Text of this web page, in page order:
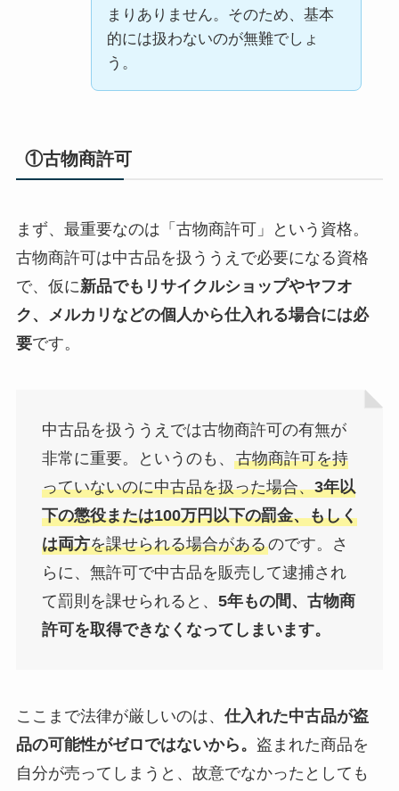
まりありません。そのため、基本
的には扱わないのが無難でしょ
う。
①古物商許可
まず、最重要なのは「古物商許可」という資格。
古物商許可は中古品を扱ううえで必要になる資格
で、仮に新品でもリサイクルショップやヤフオ
ク、メルカリなどの個人から仕入れる場合には必
要です。
中古品を扱ううえでは古物商許可の有無が
非常に重要。というのも、 古物商許可を持
っていないのに中古品を扱った場合、3年以
下の懲役または100万円以下の罰金、もしく
は両方を課せられる場合があるのです。さ
らに、無許可で中古品を販売して逮捕され
て罰則を課せられると、 5年もの間、古物商
許可を取得できなくなってしまいます。
ここまで法律が厳しいのは、 仕入れた中古品が盗
品の可能性がゼロではないから。 盗まれた商品を
自分が売ってしまうと、故意でなかったとしても